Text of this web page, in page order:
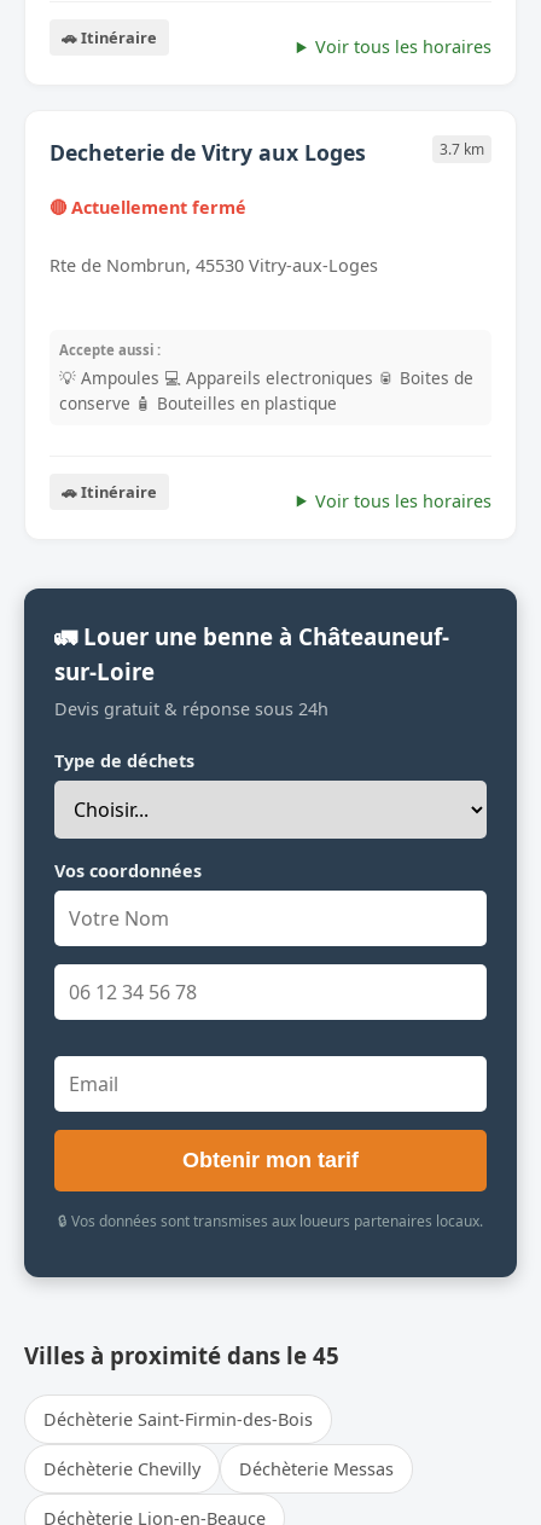
🚗 Itinéraire Voir tous les horaires
Decheterie de Vitry aux Loges 3.7 km
🔴 Actuellement fermé
Rte de Nombrun, 45530 Vitry-aux-Loges
Accepte aussi :
💡 Ampoules 💻 Appareils electroniques 🥫 Boites de
conserve 🧴 Bouteilles en plastique
🚗 Itinéraire Voir tous les horaires
🚛 Louer une benne à Châteauneuf-
sur-Loire
Devis gratuit & réponse sous 24h
Type de déchets
Vos coordonnées
Obtenir mon tarif
🔒 Vos données sont transmises aux loueurs partenaires locaux.
Villes à proximité dans le 45
Déchèterie Saint-Firmin-des-Bois
Déchèterie Chevilly Déchèterie Messas
Déchèterie Lion-en-Beauce